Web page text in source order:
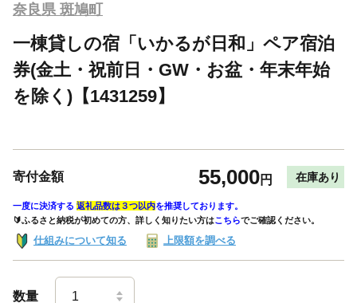
奈良県 斑鳩町
一棟貸しの宿「いかるが日和」ペア宿泊
券(金土・祝前日・GW・お盆・年末年始
を除く)【1431259】
寄付金額 55,000円 在庫あり
一度に決済する 返礼品数は３つ以内を推奨しております。
🔰ふるさと納税が初めての方、詳しく知りたい方はこちらでご確認ください。
仕組みについて知る 上限額を調べる
数量